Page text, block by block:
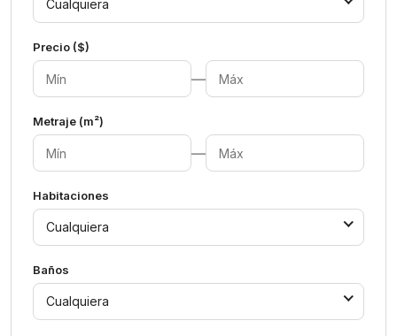
Cualquiera
Precio ($)
—
Metraje (m²)
—
Habitaciones
Cualquiera
Baños
Cualquiera